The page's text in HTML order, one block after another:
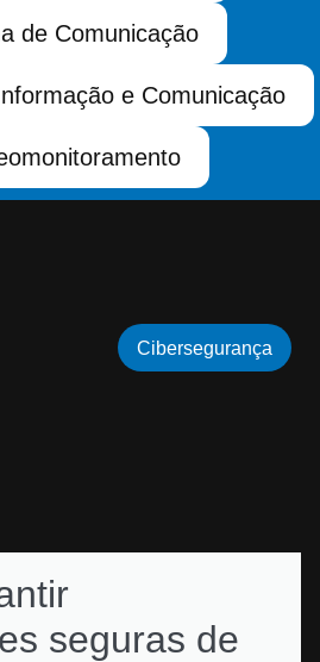
de Comunicação
e Comunicação
seguras de
Cibersegurança